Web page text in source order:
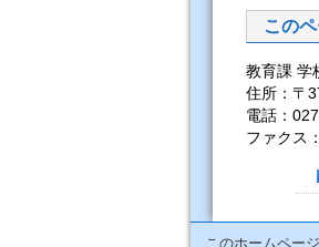
この
教育課 学
住所：〒
電話：
ファクス
このホームペー